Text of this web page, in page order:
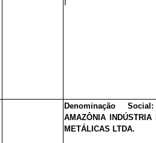
Denominação
AMAZÔNIA
METÁLICAS LTDA.